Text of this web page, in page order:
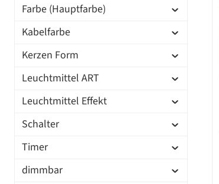
Farbe (Hauptfarbe)
Kabelfarbe
Kerzen Form
Leuchtmittel ART
Leuchtmittel Effekt
Schalter
Timer
dimmbar